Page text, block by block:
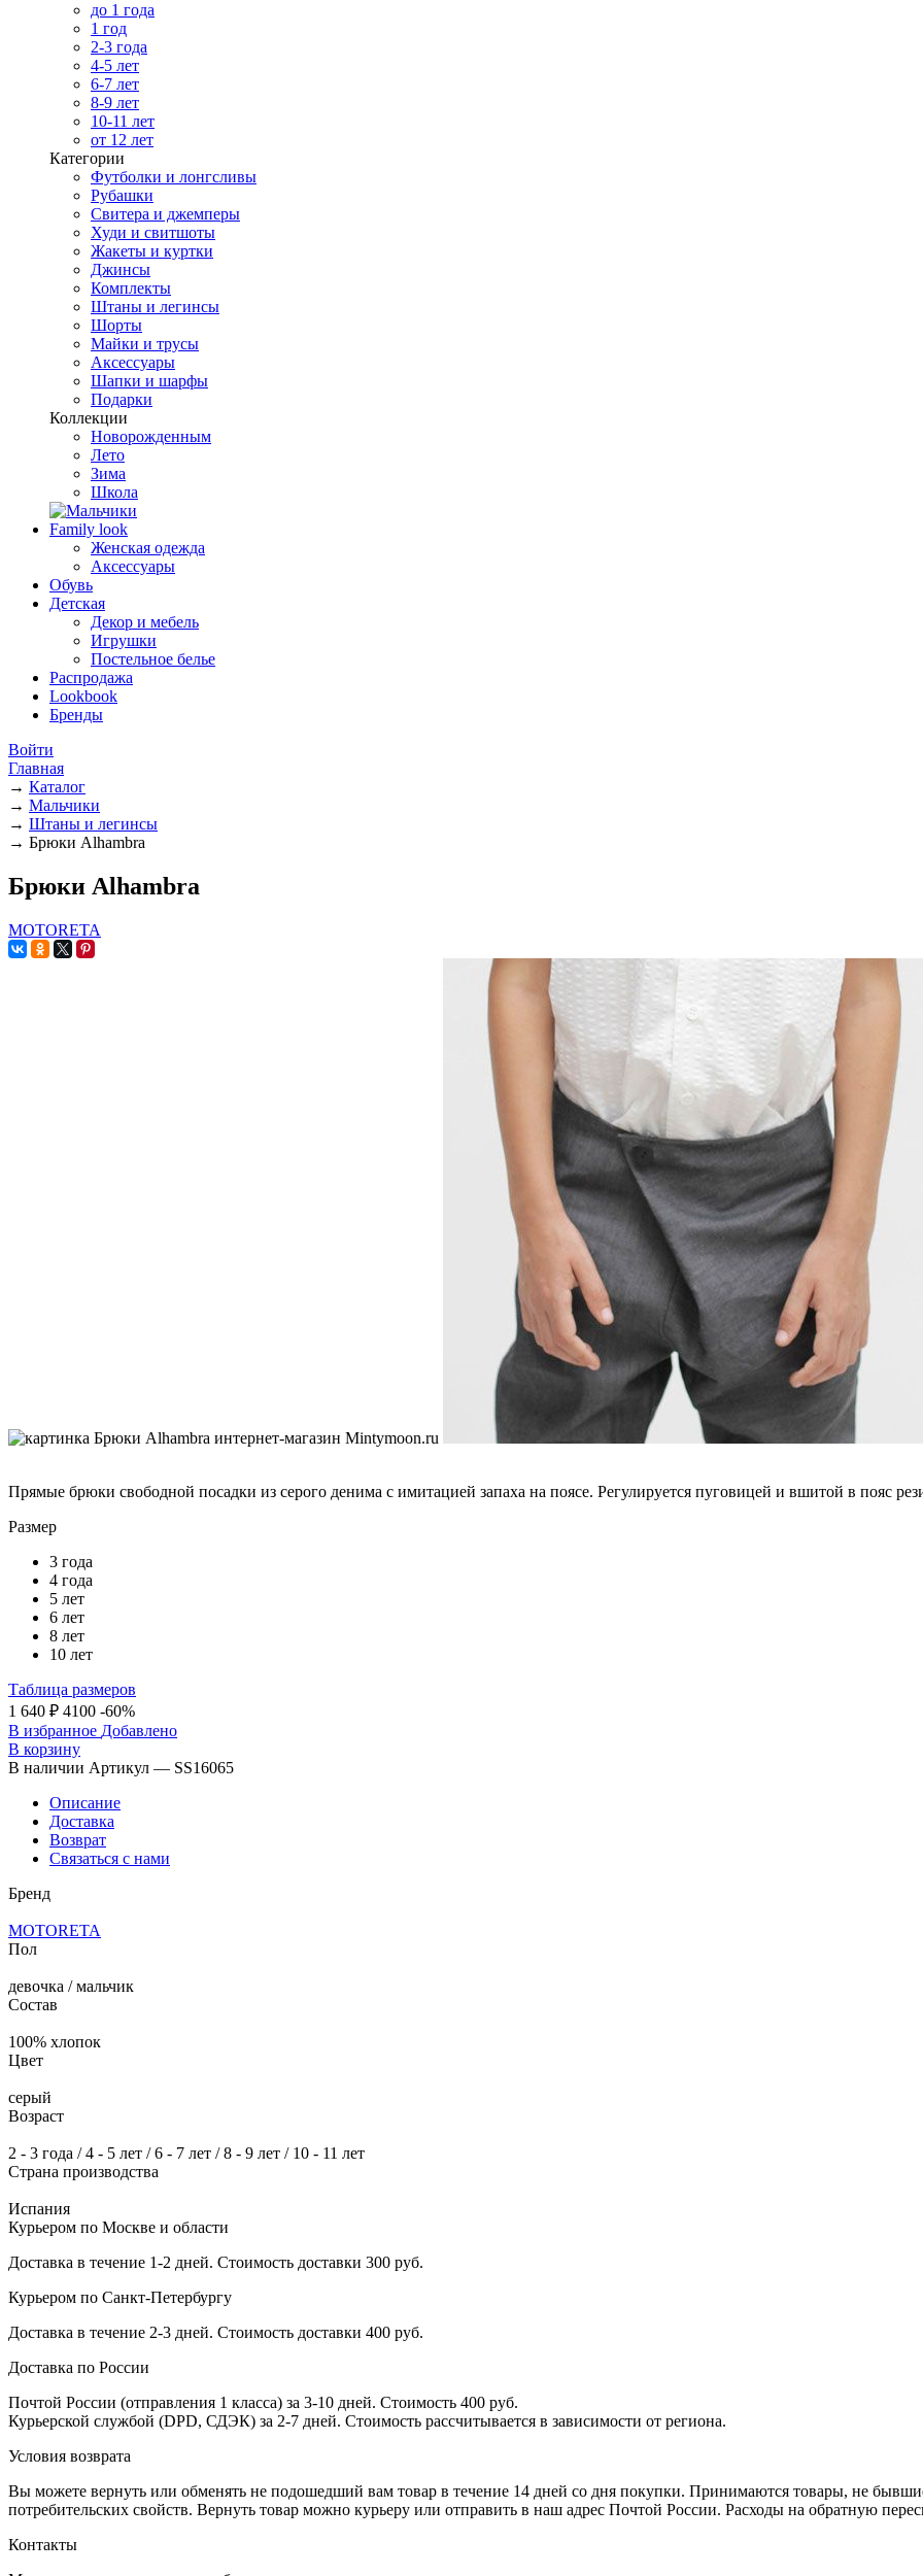
до 1 года
1 год
2-3 года
4-5 лет
6-7 лет
8-9 лет
10-11 лет
от 12 лет
Категории
Футболки и лонгсливы
Рубашки
Свитера и джемперы
Худи и свитшоты
Жакеты и куртки
Джинсы
Комплекты
Штаны и легинсы
Шорты
Майки и трусы
Аксессуары
Шапки и шарфы
Подарки
Коллекции
Новорожденным
Лето
Зима
Школа
Family look
Женская одежда
Аксессуары
Обувь
Детская
Декор и мебель
Игрушки
Постельное белье
Распродажа
Lookbook
Бренды
Войти
Главная
→ Каталог
→ Мальчики
→ Штаны и легинсы
→ Брюки Alhambra
Брюки Alhambra
MOTORETA
Прямые брюки свободной посадки из серого денима с имитацией запаха на поясе. Регулируется пуговицей и вшитой в пояс
Размер
3 года
4 года
5 лет
6 лет
8 лет
10 лет
Таблица размеров
1 640 ₽ 4100 -60%
В избранное Добавлено
В корзину
В наличии Артикул — SS16065
Описание
Доставка
Возврат
Связаться с нами
Бренд
MOTORETA
Пол
девочка / мальчик
Состав
100% хлопок
Цвет
серый
Возраст
2 - 3 года / 4 - 5 лет / 6 - 7 лет / 8 - 9 лет / 10 - 11 лет
Страна производства
Испания
Курьером по Москве и области
Доставка в течение 1-2 дней. Стоимость доставки 300 руб.
Курьером по Санкт-Петербургу
Доставка в течение 2-3 дней. Стоимость доставки 400 руб.
Доставка по России
Почтой России (отправления 1 класса) за 3-10 дней. Стоимость 400 руб.
Курьерской службой (DPD, СДЭК) за 2-7 дней. Стоимость рассчитывается в зависимости от региона.
Условия возврата
Вы можете вернуть или обменять не подошедший вам товар в течение 14 дней со дня покупки. Принимаются товары, не
потребительских свойств. Вернуть товар можно курьеру или отправить в наш адрес Почтой России. Расходы на обратную
Контакты